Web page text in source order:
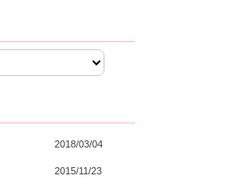
2018/03/04
2015/11/23